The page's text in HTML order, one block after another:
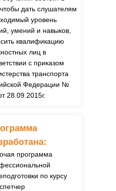
программа
по курсу
дать слушателям
уровень
умений и навыков,
квалификацию
лиц в
с приказом
транспорта
Федерации №
28.09.2015г.